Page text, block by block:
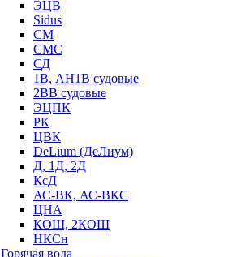
ЭЦВ
Sidus
СМ
СМС
СД
1В, АН1В судовые
2ВВ судовые
ЭЦПК
РК
ЦВК
DeLium (ДеЛиум)
Д, 1Д, 2Д
КсД
АС-ВК, АС-ВКС
ЦНА
КОШ, 2КОШ
НКСн
Горячая вода